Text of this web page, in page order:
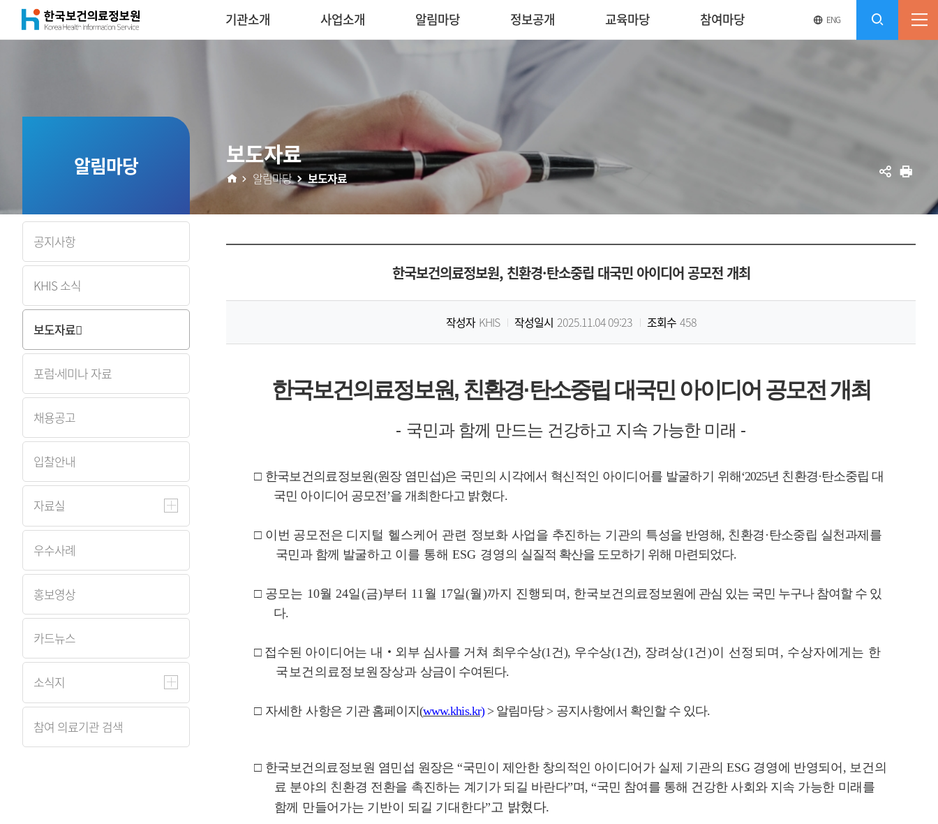
(재)
Korea
Health
Information
Service
기관소개 사업소개 알림마당 정보공개 교육마당 참여마당 ENG영
사
전
전
체
알림마당
공지사항
KHIS 소식
보도자료
포럼·세미나 자료
채용공고
입찰안내
자료실
우수사례
홍보영상
카드뉴스
소식지
참여 의료기관 검색
보도자료
알림마당 보도자료
공 인
한국보건의료정보원, 친환경·탄소중립 대국민 아이디어 공모전 개최
작성자 KHIS 작성일시 2025.11.04 09:23 조회수 458
한국보건의료정보원, 친환경·탄소중립 대국민 아이디어 공모전 개최
- 국민과 함께 만드는 건강하고 지속 가능한 미래 -
□ 한국보건의료정보원(원장 염민섭)은 국민의 시각에서 혁신적인 아이디어를 발굴하기 위해‘2025년 친환경·탄소중립 대
국민 아이디어 공모전’을 개최한다고 밝혔다.
□ 이번 공모전은 디지털 헬스케어 관련 정보화 사업을 추진하는 기관의 특성을 반영해, 친환경 · 탄소중립 실천과제를
국민과 함께 발굴하고 이를 통해ESG 경영의 실질적 확산을 도모하기 위해 마련되었다.
□ 공모는 10월 24일 (금)부터 11 월 17일(월 )까지 진행되며 , 한국 보건의료 정보원에 관심 있는 국민 누구나 참여할 수 있
다.
□ 접수된 아이디어는 내 ‧ 외부 심사를 거쳐 최우수상(1 건), 우수상(1 건), 장려상(1 건 )이 선정되며 , 수상자에게는 한
국보건의료정보원장상과 상금이 수여된다.
□ 자세한 사항은 기관 홈페이지(www.khis.kr) > 알림마당 > 공지사항에서 확인할 수 있다.
□ 한국보건의료정보원 염민섭 원장은 “국민이 제안한 창의적인 아이디어가 실제 기관의ESG 경영에 반영되어 , 보건의
료 분야의 친환경 전환을 촉진하는 계기가 되길 바란다”며, “국민 참여를 통해 건강한 사회와 지속 가능한 미래를
함께 만들어가는 기반이 되길 기대한다” 고 밝혔다.